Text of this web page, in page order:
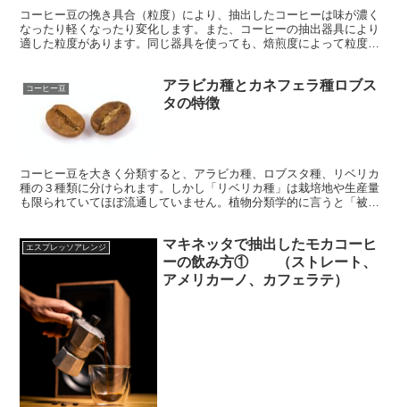
コーヒー豆の挽き具合（粒度）により、抽出したコーヒーは味が濃く
なったり軽くなったり変化します。また、コーヒーの抽出器具により
適した粒度があります。同じ器具を使っても、焙煎度によって粒度を
コーヒー豆
アラビカ種とカネフェラ種ロブス
タの特徴
コーヒー豆を大きく分類すると、アラビカ種、ロブスタ種、リベリカ
種の３種類に分けられます。しかし「リベリカ種」は栽培地や生産量
も限られていてほぼ流通していません。植物分類学的に言うと「被子
です。
エスプレッソアレンジ
マキネッタで抽出したモカコーヒ
ーの飲み方① （ストレート、
アメリカーノ、カフェラテ）